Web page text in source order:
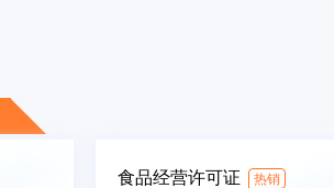
食品经营许可证 热销